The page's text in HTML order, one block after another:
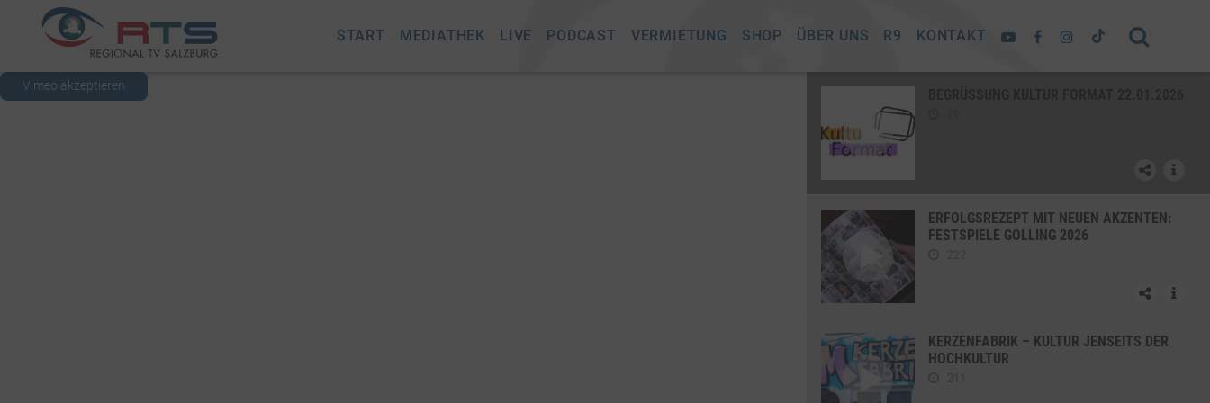
START MEDIATHEK LIVE PODCAST VERMIETUNG SHOP ÜBER UNS R9 KONTAKT
Vimeo akzeptieren
ERFOLGSREZEPT MIT NEUEN AKZENTEN:
FESTSPIELE GOLLING 2026
KERZENFABRIK – KULTUR JENSEITS DER
HOCHKULTUR